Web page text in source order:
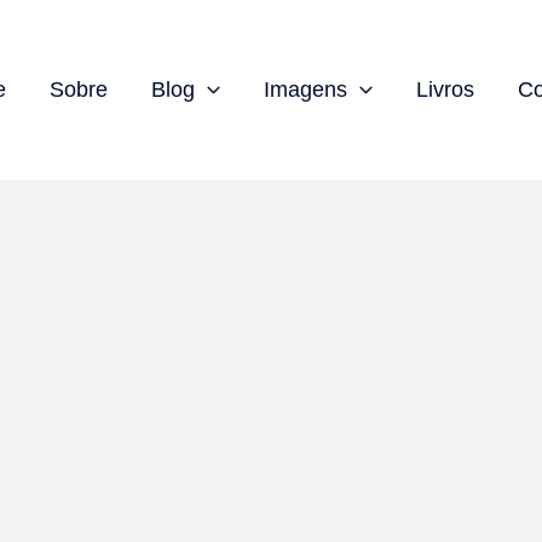
Sobre Blog Imagens Livros